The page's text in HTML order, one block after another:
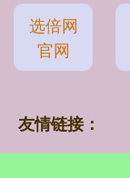
选倍网
官网
友情链接：